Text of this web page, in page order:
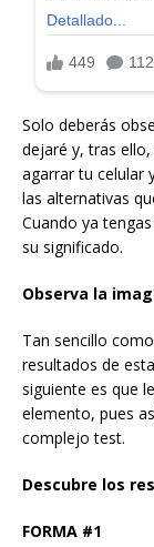
Solo deberás
dejaré y, tras
agarrar tu celular
las alternativas
Cuando ya
su significado.
Observa la
Tan sencillo
resultados de
siguiente es que
elemento, pues
complejo test.
Descubre los
FORMA #1